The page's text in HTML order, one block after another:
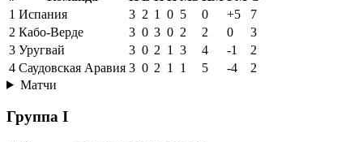
1 Испания 3 2 1 0 5 0 +5
7
2 Кабо-Верде 3 0 3 0 2 2 0
3
3 Уругвай 3 0 2 1 3 4 -1
2
4 Саудовская Аравия 3 0 2 1 1 5 -4
2
Матчи
Группа I